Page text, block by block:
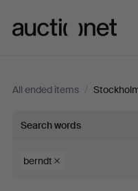
All ended items /
“berndt”
at
Search words
berndt